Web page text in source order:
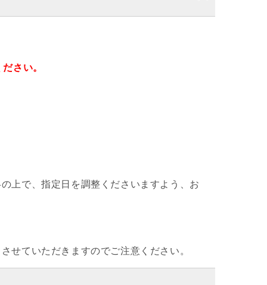
さい。
上で、指定日を調整くださいますよう、お
せていただきますのでご注意ください。